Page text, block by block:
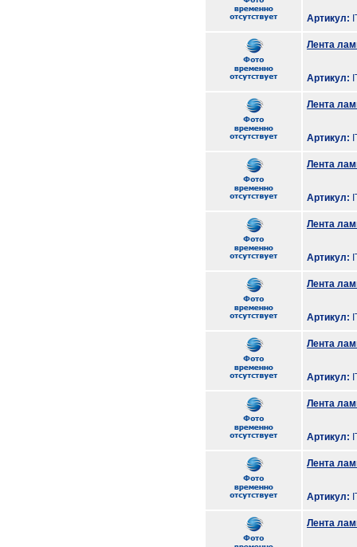
Артикул:
Лента
Артикул:
Лента
Артикул:
Лента
Артикул:
Лента
Артикул:
Лента
Артикул:
Лента
Артикул:
Лента
Артикул:
Лента
Артикул:
Лента